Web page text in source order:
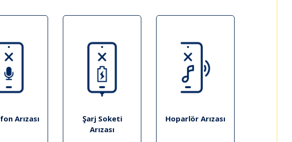
Arızası
Şarj Soketi
Arızası
Hoparlör Arızası